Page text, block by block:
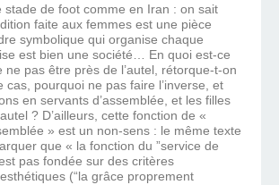
stade de foot comme en Iran : on sait
faite aux femmes est une pièce
symbolique qui organise chaque
est bien une société… En quoi est-ce
ne pas être près de l’autel, rétorque-t-on
cas, pourquoi ne pas faire l’inverse, et
en servants d’assemblée, et les filles
? D’ailleurs, cette fonction de «
» est un non-sens : le même texte
que « la fonction du ”service de
pas fondée sur des critères
(“la grâce proprement